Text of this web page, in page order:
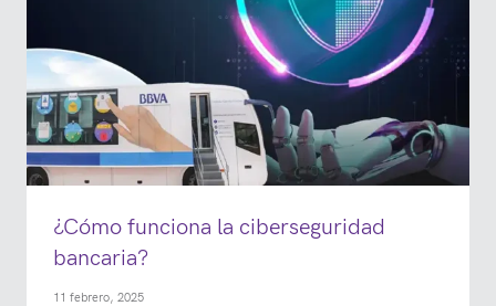
¿Cómo funciona la ciberseguridad
bancaria?
11 febrero, 2025